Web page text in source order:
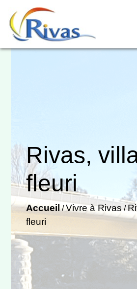
Rivas,
fleuri
Accueil/Vivre à Rivas/
fleuri